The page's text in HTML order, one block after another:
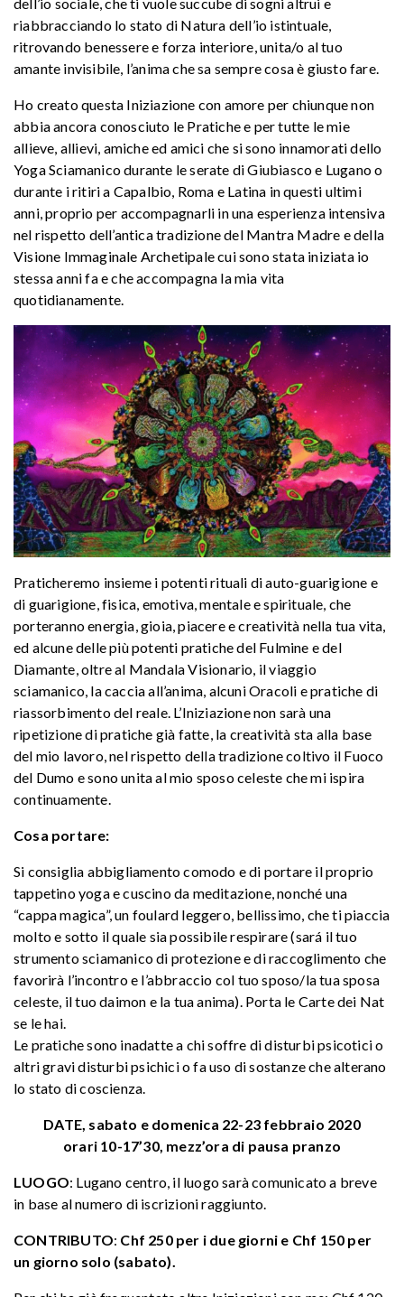
dell’io sociale, che ti vuole succube di sogni altrui e
riabbracciando lo stato di Natura dell’io istintuale,
ritrovando benessere e forza interiore, unita/o al tuo
amante invisibile, l’anima che sa sempre cosa è giusto fare.
Ho creato questa Iniziazione con amore per chiunque non
abbia ancora conosciuto le Pratiche e per tutte le mie
allieve, allievi, amiche ed amici che si sono innamorati dello
Yoga Sciamanico durante le serate di Giubiasco e Lugano o
durante i ritiri a Capalbio, Roma e Latina in questi ultimi
anni, proprio per accompagnarli in una esperienza intensiva
nel rispetto dell’antica tradizione del Mantra Madre e della
Visione Immaginale Archetipale cui sono stata iniziata io
stessa anni fa e che accompagna la mia vita
quotidianamente.
Praticheremo insieme i potenti rituali di auto-guarigione e
di guarigione, fisica, emotiva, mentale e spirituale, che
porteranno energia, gioia, piacere e creatività nella tua vita,
ed alcune delle più potenti pratiche del Fulmine e del
Diamante, oltre al Mandala Visionario, il viaggio
sciamanico, la caccia all’anima, alcuni Oracoli e pratiche di
riassorbimento del reale. L’Iniziazione non sarà una
ripetizione di pratiche già fatte, la creatività sta alla base
del mio lavoro, nel rispetto della tradizione coltivo il Fuoco
del Dumo e sono unita al mio sposo celeste che mi ispira
continuamente.
Cosa portare:
Si consiglia abbigliamento comodo e di portare il proprio
tappetino yoga e cuscino da meditazione, nonché una
“cappa magica”, un foulard leggero, bellissimo, che ti piaccia
molto e sotto il quale sia possibile respirare (sará il tuo
strumento sciamanico di protezione e di raccoglimento che
favorirà l’incontro e l’abbraccio col tuo sposo/la tua sposa
celeste, il tuo daimon e la tua anima). Porta le Carte dei Nat
se le hai.
Le pratiche sono inadatte a chi soffre di disturbi psicotici o
altri gravi disturbi psichici o fa uso di sostanze che alterano
lo stato di coscienza.
DATE, sabato e domenica 22-23 febbraio 2020
orari 10-17’30, mezz’ora di pausa pranzo
LUOGO: Lugano centro, il luogo sarà comunicato a breve
in base al numero di iscrizioni raggiunto.
CONTRIBUTO: Chf 250 per i due giorni e Chf 150 per
un giorno solo (sabato).